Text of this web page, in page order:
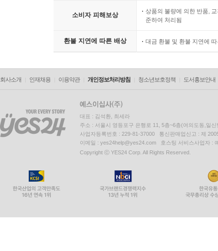
소비자 피해보상
상품의 불량에 의한 반품,
준하여 처리됨
환불 지연에 따른 배상 대금 환불 및 환불 지연에
회사소개 인재채용 이용약관 개인정보처리방침 청소년보호정책 도서홍보안내
대표 : 김석환, 최세라
주소 : 서울시 영등포구 은행로 11, 5층~6층(여의도동,일신
사업자등록번호 : 229-81-37000 통신판매업신고 : 제
이메일 : yes24help@yes24.com 호스팅 서비스사업자 :
Copyright ⓒ YES24 Corp. All Rights Reserved.